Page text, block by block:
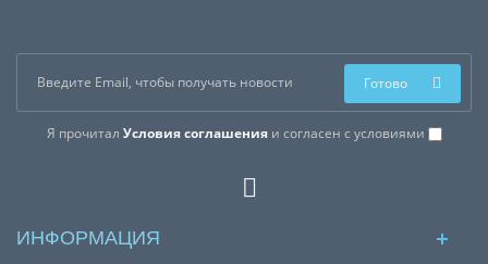
Я прочитал Условия соглашенияи согласен с условиями
Готово
ИНФОРМАЦИЯ